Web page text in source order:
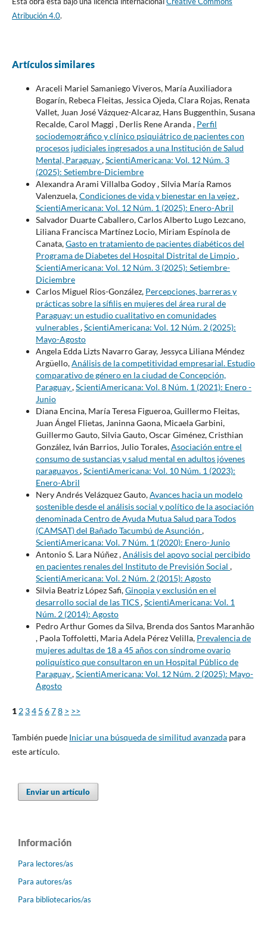
Atribución 4.0.
Artículos similares
Araceli Mariel Samaniego Viveros, María Auxiliadora
Bogarín, Rebeca Fleitas, Jessica Ojeda, Clara Rojas, Renata
Vallet, Juan José Vázquez-Alcaraz, Hans Buggenthin, Susana
Recalde, Carol Maggi , Derlis Rene Aranda , Perfil
sociodemográfico y clínico psiquiátrico de pacientes con
procesos judiciales ingresados a una Institución de Salud
Mental, Paraguay,ScientiAmericana: Vol. 12 Núm. 3
(2025): Setiembre-Diciembre
Alexandra Arami Villalba Godoy , Silvia María Ramos
Valenzuela,Condiciones de vida y bienestar en la vejez,
ScientiAmericana: Vol. 12 Núm. 1 (2025): Enero-Abril
Salvador Duarte Caballero, Carlos Alberto Lugo Lezcano,
Liliana Francisca Martínez Locio, Miriam Espínola de
Canata,Gasto en tratamiento de pacientes diabéticos del
Programa de Diabetes del Hospital Distrital de Limpio,
ScientiAmericana: Vol. 12 Núm. 3 (2025): Setiembre-
Diciembre
Carlos Miguel Rios-González, Percepciones, barreras y
prácticas sobre la sífilis en mujeres del área rural de
Paraguay: un estudio cualitativo en comunidades
vulnerables,ScientiAmericana: Vol. 12 Núm. 2 (2025):
Mayo-Agosto
Angela Edda Lizts Navarro Garay, Jessyca Liliana Méndez
Argüello,Análisis de la competitividad empresarial. Estudio
comparativo de género en la ciudad de Concepción,
Paraguay,ScientiAmericana: Vol. 8 Núm. 1 (2021): Enero -
Junio
Diana Encina, María Teresa Figueroa, Guillermo Fleitas,
Juan Ángel Flietas, Janinna Gaona, Micaela Garbini,
Guillermo Gauto, Silvia Gauto, Oscar Giménez, Cristhian
González, Iván Barrios, Julio Torales,Asociación entre el
consumo de sustancias y salud mental en adultos jóvenes
paraguayos,ScientiAmericana: Vol. 10 Núm. 1 (2023):
Enero-Abril
Nery Andrés Velázquez Gauto,Avances hacia un modelo
sostenible desde el análisis social y político de la asociación
denominada Centro de Ayuda Mutua Salud para Todos
(CAMSAT) del Bañado Tacumbú de Asunción ,
ScientiAmericana: Vol. 7 Núm. 1 (2020): Enero-Junio
Antonio S. Lara Núñez ,Análisis del apoyo social percibido
en pacientes renales del Instituto de Previsión Social ,
ScientiAmericana: Vol. 2 Núm. 2 (2015): Agosto
Silvia Beatriz López Safi,Ginopia y exclusión en el
desarrollo social de las TICS,ScientiAmericana: Vol. 1
Núm. 2 (2014): Agosto
Pedro Arthur Gomes da Silva, Brenda dos Santos Maranhão
, Paola Toffoletti, Maria Adela Pérez Velilla, Prevalencia de
mujeres adultas de 18 a 45 años con síndrome ovario
poliquístico que consultaron en un Hospital Público de
Paraguay,ScientiAmericana: Vol. 12 Núm. 2 (2025): Mayo-
Agosto
1 2 34 5 678 > >>
También puede Iniciar una búsqueda de similitud avanzadapara
este artículo.
Enviar un artículo
Información
Para lectores/as
Para autores/as
Para bibliotecarios/as